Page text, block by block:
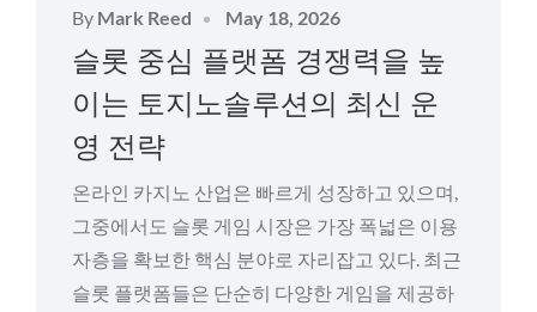
By Mark Reed
Posted
on
May 18, 2026
슬롯 중심 플랫폼 경쟁력을 높
이는 토지노솔루션의 최신 운
영 전략
온라인 카지노 산업은 빠르게 성장하고 있으며,
그중에서도 슬롯 게임 시장은 가장 폭넓은 이용
자층을 확보한 핵심 분야로 자리잡고 있다. 최근
슬롯 플랫폼들은 단순히 다양한 게임을 제공하